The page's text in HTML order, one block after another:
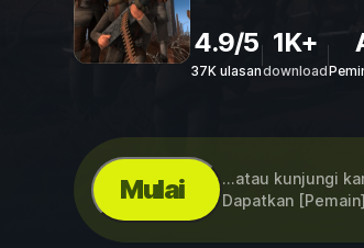
4.9/5
37K ulasan
1K+
download
Mulai ...atau kunjungi
Dapatkan